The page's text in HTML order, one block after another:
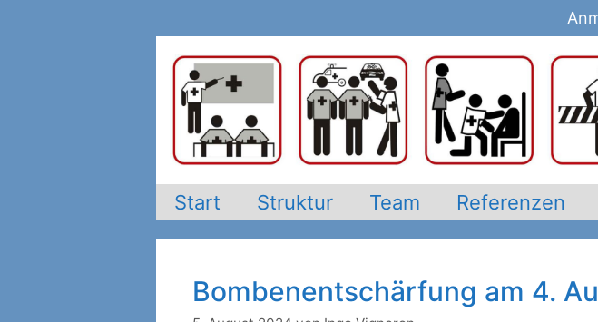
Start Struktur Team Referenzen
Bombenentschärfung am 4.